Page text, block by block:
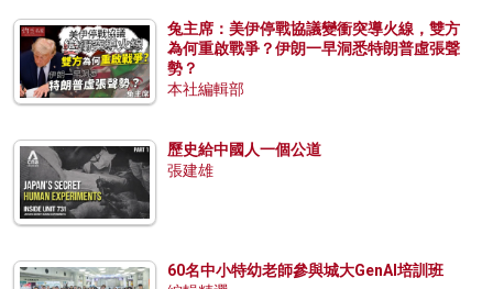
兔主席：美伊停戰協議變衝突導火線，雙方
為何重啟戰爭？伊朗一早洞悉特朗普虛張聲
勢？
本社編輯部
歷史給中國人一個公道
張建雄
60名中小特幼老師參與城大GenAI培訓班